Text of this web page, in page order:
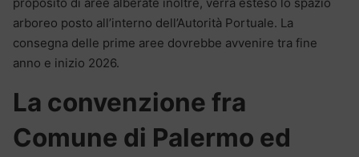
arboreo posto all’interno dell’Autorità Portuale. La
consegna delle prime aree dovrebbe avvenire tra fine
anno e inizio 2026.
La convenzione fra
Comune di Palermo ed